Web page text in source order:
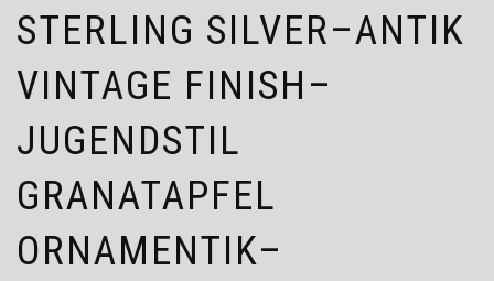
STERLING SILVER–ANTIK
VINTAGE FINISH–
JUGENDSTIL
GRANATAPFEL
ORNAMENTIK–